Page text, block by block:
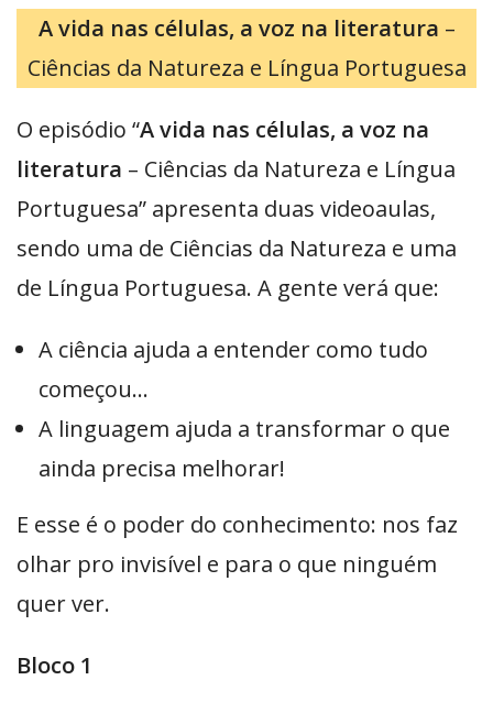
A vida nas células, a voz na literatura –
Ciências da Natureza e Língua Portuguesa
O episódio “A vida nas células, a voz na
literatura – Ciências da Natureza e Língua
Portuguesa” apresenta duas videoaulas,
sendo uma de Ciências da Natureza e uma
de Língua Portuguesa. A gente verá que:
A ciência ajuda a entender como tudo
começou…
A linguagem ajuda a transformar o que
ainda precisa melhorar!
E esse é o poder do conhecimento: nos faz
olhar pro invisível e para o que ninguém
quer ver.
Bloco 1